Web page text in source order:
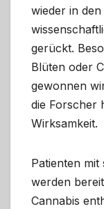
wieder in
gerückt.
Blüten oder
gewonnen
die Forscher
Wirksamkeit.
Patienten
werden
Cannabis